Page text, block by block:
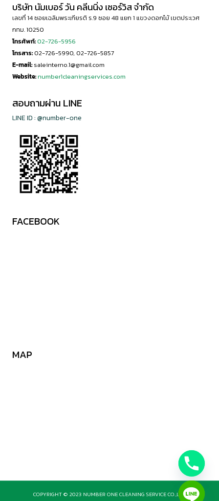
บริษัท นัมเบอร์ วัน คลีนนิ่ง เซอร์วิส จำกัด
เลขที่ 14 ซอยเฉลิมพระเกียรติ ร.9 ซอย 48 แยก 1 แขวงดอกไม้ เขตประเวศ
กทม. 10250
โทรศัพท์: 02-726-5956
โทรสาร: 02-726-5990, 02-726-5857
E-mail: saleinterno.1@gmail.com
Website:number1cleaningservices.com
สอบถามผ่าน LINE
LINE ID : @number-one
FACEBOOK
MAP
COPYRIGHT © 2023 NUMBER ONE CLEANING SERVICE CO.,LTD